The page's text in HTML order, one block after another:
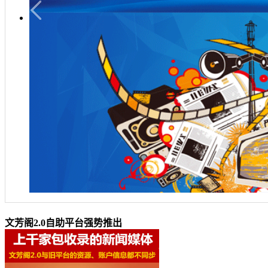
文芳阁2.0自助平台强势推出